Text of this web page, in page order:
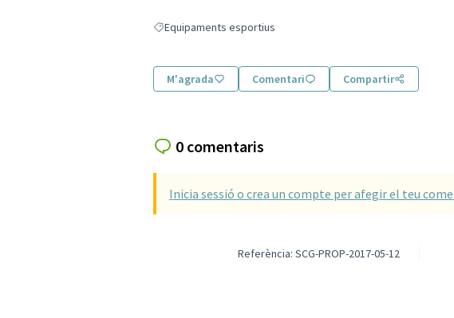
Resultats en filtrar per: Equipaments esportius
Equipaments esportius
M'agrada Comentari Compartir
0 comentaris
Inicia sessió o crea un compte per afegir el teu
Referència: SCG-PROP-2017-05-12